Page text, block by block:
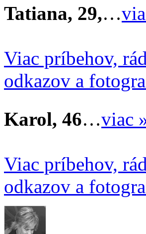
Tatiana, 29,…
Viac príbehov,
odkazov a
Karol, 46…viac
Viac príbehov,
odkazov a